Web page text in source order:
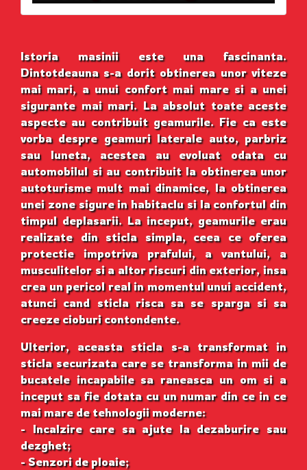
Istoria masinii este una fascinanta.
Dintotdeauna s-a dorit obtinerea unor viteze
mai mari, a unui confort mai mare si a unei
sigurante mai mari. La absolut toate aceste
aspecte au contribuit geamurile. Fie ca este
vorba despre geamuri laterale auto, parbriz
sau luneta, acestea au evoluat odata cu
automobilul si au contribuit la obtinerea unor
autoturisme mult mai dinamice, la obtinerea
unei zone sigure in habitaclu si la confortul din
timpul deplasarii. La inceput, geamurile erau
realizate din sticla simpla, ceea ce oferea
protectie impotriva prafului, a vantului, a
musculitelor si a altor riscuri din exterior, insa
crea un pericol real in momentul unui accident,
atunci cand sticla risca sa se sparga si sa
creeze cioburi contondente.
Ulterior, aceasta sticla s-a transformat in
sticla securizata care se transforma in mii de
bucatele incapabile sa raneasca un om si a
inceput sa fie dotata cu un numar din ce in ce
mai mare de tehnologii moderne:
- Incalzire care sa ajute la dezaburire sau
dezghet;
- Senzori de ploaie;